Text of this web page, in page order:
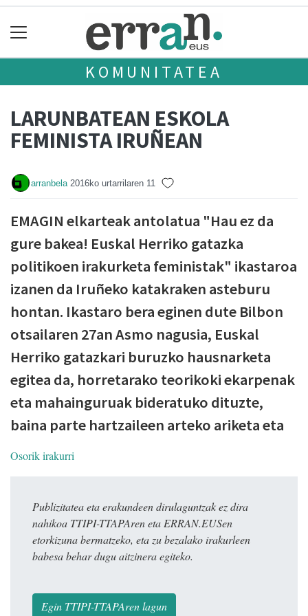
KOMUNITATEA
LARUNBATEAN ESKOLA
FEMINISTA IRUÑEAN
arranbela 2016ko urtarrilaren 11
EMAGIN elkarteak antolatua "Hau ez da
gure bakea! Euskal Herriko gatazka
politikoen irakurketa feministak" ikastaroa
izanen da Iruñeko katakraken asteburu
hontan. Ikastaro bera eginen dute Bilbon
otsailaren 27an Asmo nagusia, Euskal
Herriko gatazkari buruzko hausnarketa
egitea da, horretarako teorikoki ekarpenak
eta mahainguruak bideratuko dituzte,
baina parte hartzaileen arteko ariketa eta
Osorik irakurri
Publizitatea eta erakundeen dirulaguntzak ez dira
nahikoa TTIPI-TTAPAren eta ERRAN.EUSen
etorkizuna bermatzeko, eta zu bezalako irakurleen
babesa behar dugu aitzinera egiteko.
Egin TTIPI-TTAPAren lagun